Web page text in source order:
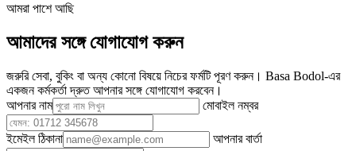
আমরা পাশে আছি
আমাদের সঙ্গে যোগাযোগ করুন
জরুরি সেবা, বুকিং বা অন্য কোনো বিষয়ে নিচের ফর্মটি পূরণ করুন। Basa Bodol-এর
একজন কর্মকর্তা দ্রুত আপনার সঙ্গে যোগাযোগ করবেন।
আপনার নাম
মোবাইল নম্বর
ইমেইল ঠিকানা আপনার বার্তা